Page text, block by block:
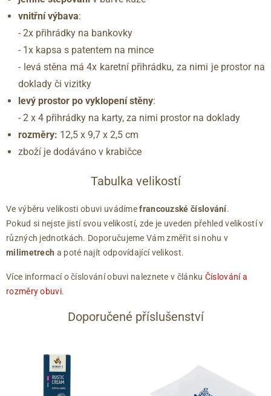
vnitřní výbava:
- 2x přihrádky na bankovky
- 1x kapsa s patentem na mince
- levá stěna má 4x karetní přihrádku, za nimi je prostor na
doklady či vizitky
levý prostor po vyklopení stěny:
- 2 x 4 přihrádky na karty, za nimi prostor na doklady
rozměry: 12,5 x 9,7 x 2,5 cm
zboží je dodáváno v krabičce
Tabulka velikostí
Ve výběru velikosti obuvi uvádímefrancouzské číslování.
Pokud si nejste jistí svou velikostí, zde je uveden přehled velikostí v
různých jednotkách. Doporučujeme Vám změřit si nohu v
milimetrech a poté najít odpovídající velikost.
Více informací o číslování obuvi naleznete v článku Číslování a
rozměry obuvi.
Doporučené příslušenství